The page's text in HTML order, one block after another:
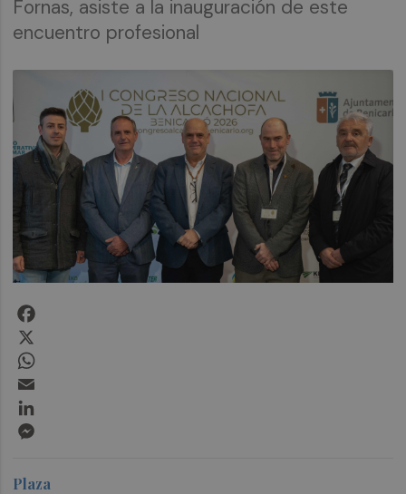
Fornas, asiste a la inauguración de este
encuentro profesional
Plaza